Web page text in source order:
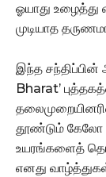
ஓயாது உழைத்து
முடியாத
இந்த சந்திப்பின்
Bharat’
தூண்டும் கேலோ
உயரங்களைத்
எனது